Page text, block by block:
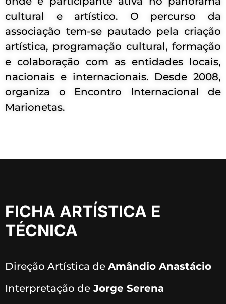
cultural e artístico. O percurso da
associação tem-se pautado pela criação
artística, programação cultural, formação
e colaboração com as entidades locais,
nacionais e internacionais. Desde 2008,
organiza o Encontro Internacional de
Marionetas.
FICHA ARTÍSTICA E
TÉCNICA
Direção Artística de Amândio Anastácio
Interpretação de Jorge Serena